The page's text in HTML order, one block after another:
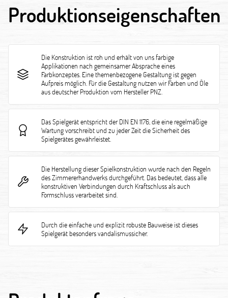
Produktionseigenschaften
Die Konstruktion ist roh und erhält von uns farbige
Applikationen nach gemeinsamer Absprache eines
Farbkonzeptes. Eine themenbezogene Gestaltung ist gegen
Aufpreis möglich. Für die Gestaltung nutzen wir Farben und Öle
aus deutscher Produktion vom Hersteller PNZ.
Das Spielgerät entspricht der DIN EN 1176, die eine regelmäßige
Wartung vorschreibt und zu jeder Zeit die Sicherheit des
Spielgerätes gewährleistet.
Die Herstellung dieser Spielkonstruktion wurde nach den Regeln
des Zimmererhandwerks durchgeführt. Das bedeutet, dass alle
konstruktiven Verbindungen durch Kraftschluss als auch
Formschluss verarbeitet sind.
Durch die einfache und explizit robuste Bauweise ist dieses
Spielgerät besonders vandalismussicher.